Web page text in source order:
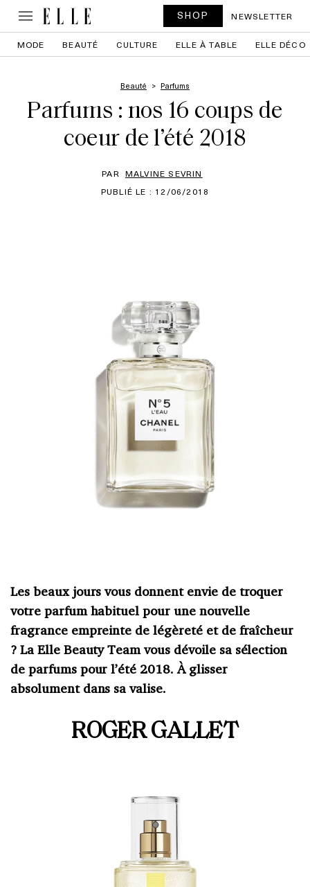
SHOP NEWSLETTER
MODE BEAUTÉ CULTURE ELLE À TABLE ELLE DÉCO
Beauté Parfums
Parfums : nos 16 coups de
coeur de l’été 2018
PAR MALVINE SEVRIN
PUBLIÉ LE : 12/06/2018
Les beaux jours vous donnent envie de troquer
votre parfum habituel pour une nouvelle
fragrance empreinte de légèreté et de fraîcheur
? La Elle Beauty Team vous dévoile sa sélection
de parfums pour l’été 2018. À glisser
absolument dans sa valise.
ROGER GALLET